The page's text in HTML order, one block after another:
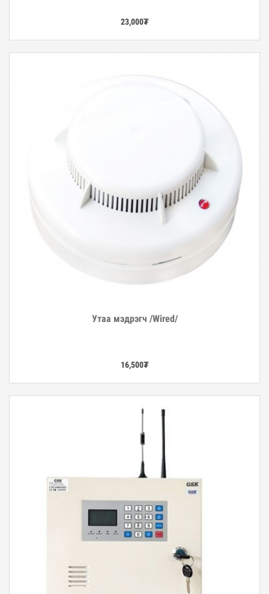
23,000₮
ДэлгэрэнгүйУтаа мэдрэгч /Wired/
16,500₮